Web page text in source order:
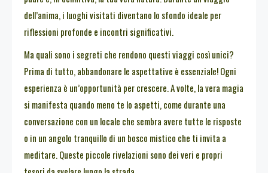
dell’anima, i luoghi visitati diventano lo sfondo ideale per
riflessioni profonde e incontri significativi.
Ma quali sono i segreti che rendono questi viaggi così unici?
Prima di tutto, abbandonare le aspettative è essenziale! Ogni
esperienza è un’opportunità per crescere. A volte, la vera magia
si manifesta quando meno te lo aspetti, come durante una
conversazione con un locale che sembra avere tutte le risposte
o in un angolo tranquillo di un bosco mistico che ti invita a
meditare. Queste piccole rivelazioni sono dei veri e propri